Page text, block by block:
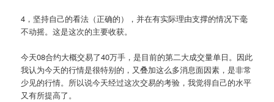
4，坚持自己的看法（正确的），并在有实际理由支撑的情况下毫
不动摇。这是这次的主要收获。
今天08合约大概交易了40万手，是目前的第二大成交量单日。因此
我认为今天的行情是很特别的，又叠加这么多消息面因素，是非常
少见的行情。所以说今天经过这次交易的考验，我觉得自己的水平
又有所提高了。